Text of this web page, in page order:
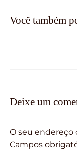
Você também
Deixe um
O seu endereço
Campos